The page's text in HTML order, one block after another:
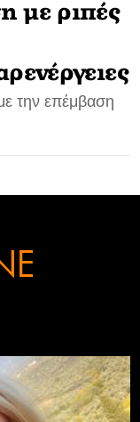
με ριπές
την επέμβαση